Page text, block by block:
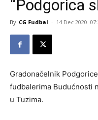
“Podgorica
By CG Fudbal - 14 Dec 2020.
Gradonačelnik
fudbalerima Budućnosti
u Tuzima.